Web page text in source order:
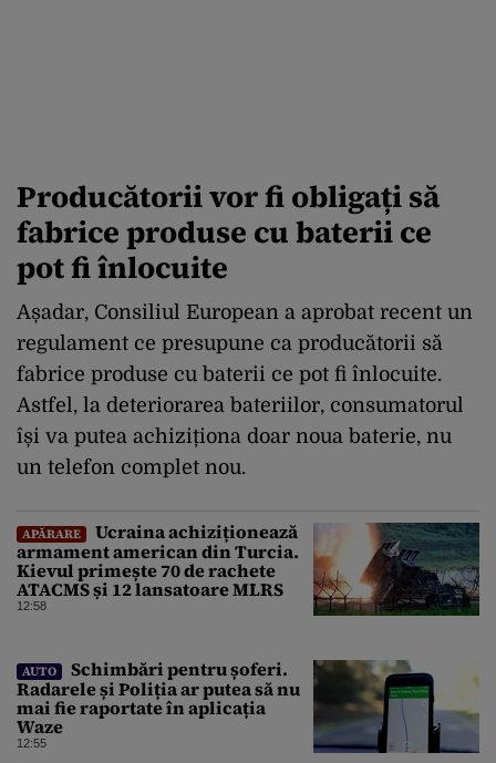
Producătorii vor fi obligați să
fabrice produse cu baterii ce
pot fi înlocuite
Așadar, Consiliul European a aprobat recent un
regulament ce presupune ca producătorii să
fabrice produse cu baterii ce pot fi înlocuite.
Astfel, la deteriorarea bateriilor, consumatorul
își va putea achiziționa doar noua baterie, nu
un telefon complet nou.
APĂRARE
Ucraina achiziționează
armament american din Turcia.
Kievul primește 70 de rachete
ATACMS și 12 lansatoare MLRS
12:58
AUTO
Schimbări pentru șoferi.
Radarele și Poliția ar putea să nu
mai fie raportate în aplicația
Waze
12:55